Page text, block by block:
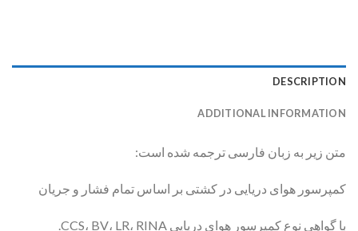
DESCRIPTION
ADDITIONAL INFORMATION
متن زیر به زبان فارسی ترجمه شده است:
کمپرسور هوای دریایی در کشتی بر اساس تمام فشار و جریان
با گواهی نوع کمپرسور هوای دریایی CCS، BV، LR، RINA.